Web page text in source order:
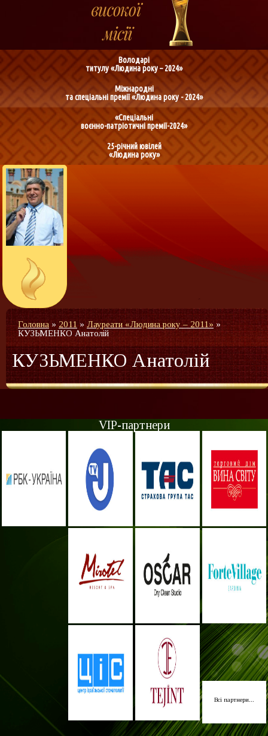
Володарі
титулу «Людина року – 2024»
Міжнародні
та спеціальні премії «Людина року - 2024»
«Спеціальні
воєнно-патріотичні премії-2024»
25-річний ювілей
«Людина року»
Головна »2011»Лауреати «Людина року – 2011»»
КУЗЬМЕНКО Анатолій
КУЗЬМЕНКО Анатолій
VIP-партнери
Всі партнери...